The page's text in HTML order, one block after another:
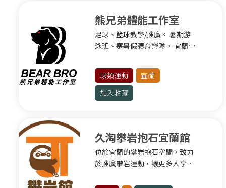
水上運動
滾軸運動
高雄
球類運動
格鬥運動
屏東
滾軸運動
熊兄弟體能工作室
足球、籃球教學/推廣。 暑期游
泳班、寒暑假體育營隊。 宜蘭比
球類運動
宜蘭
加入收藏
久淘攀岩抱石宜蘭館
位於宜蘭的攀岩抱石空間，致力
於推廣攀岩運動，讓更多人享受